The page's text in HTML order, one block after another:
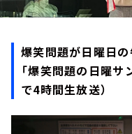
爆笑問題が日曜日
「爆笑問題の日曜サ
で4時間生放送）